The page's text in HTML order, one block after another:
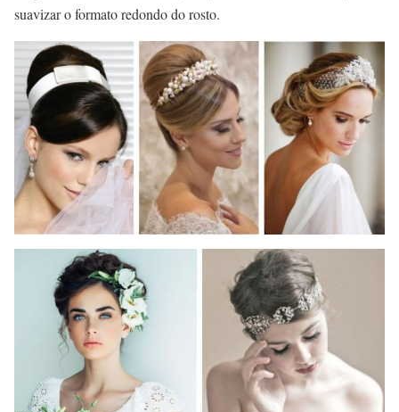
suavizar o formato redondo do rosto.